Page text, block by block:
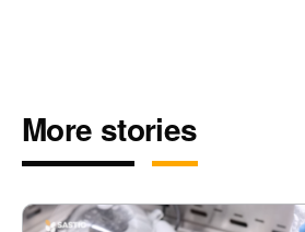
More stories